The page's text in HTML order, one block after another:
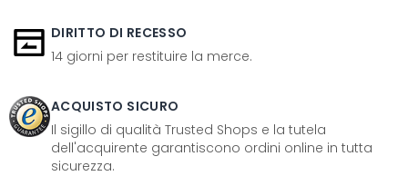
DIRITTO DI RECESSO
14 giorni per restituire la merce.
ACQUISTO SICURO
Il sigillo di qualità Trusted Shops e la tutela
dell'acquirente garantiscono ordini online in tutta
sicurezza.